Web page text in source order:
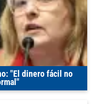
"El dinero fácil no